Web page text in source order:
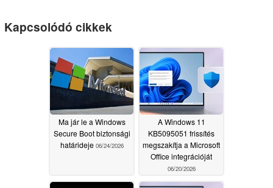
Kapcsolódó cikkek
Ma jár le a Windows
Secure Boot biztonsági
határideje 06/24/2026
A Windows 11
KB5095051 frissítés
megszakítja a Microsoft
Office integrációját
06/20/2026